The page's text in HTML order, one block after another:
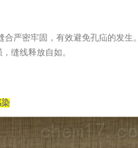
严密牢固，有效避免孔疝的发生。
缝线释放自如。